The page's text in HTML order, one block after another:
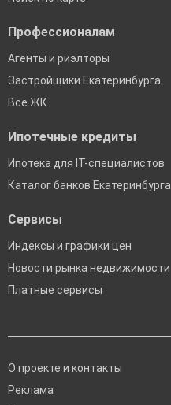
Профессионалам
Агенты и риэлторы
Застройщики Екатеринбурга
Все ЖК
Ипотечные кредиты
Ипотека для IT-специалистов
Каталог банков Екатеринбурга
Сервисы
Индексы и графики цен
Новости рынка недвижимости
Платные сервисы
О проекте и контакты
Реклама